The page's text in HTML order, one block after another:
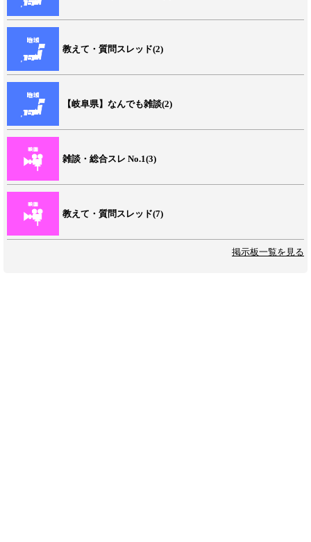
教えて・質問スレッド(2)
【岐阜県】なんでも雑談(2)
雑談・総合スレ No.1(3)
教えて・質問スレッド(7)
掲示板一覧を見る